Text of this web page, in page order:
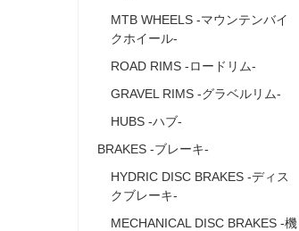
MTB WHEELS ‐マウンテンバイ
クホイール‐
ROAD RIMS ‐ロードリム‐
GRAVEL RIMS ‐グラベルリム‐
HUBS ‐ハブ‐
BRAKES ‐ブレーキ‐
HYDRIC DISC BRAKES ‐ディス
クブレーキ‐
MECHANICAL DISC BRAKES ‐機